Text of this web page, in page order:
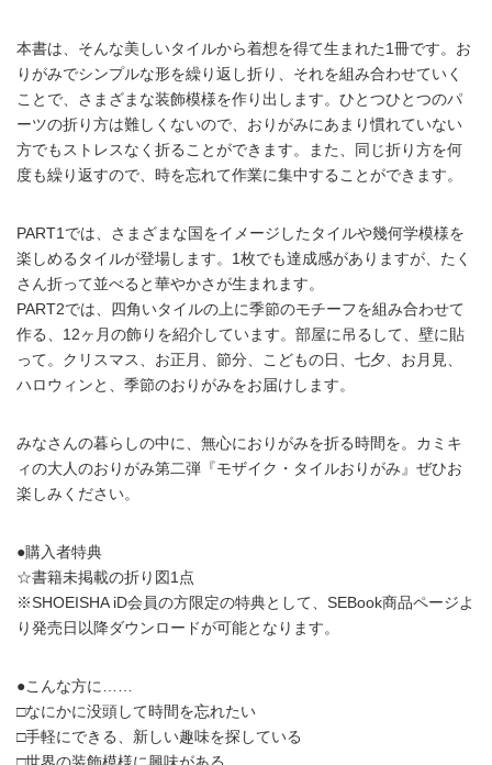
本書は、そんな美しいタイルから着想を得て生まれた1冊です。お
りがみでシンプルな形を繰り返し折り、それを組み合わせていく
ことで、さまざまな装飾模様を作り出します。ひとつひとつのパ
ーツの折り方は難しくないので、おりがみにあまり慣れていない
方でもストレスなく折ることができます。また、同じ折り方を何
度も繰り返すので、時を忘れて作業に集中することができます。
PART1では、さまざまな国をイメージしたタイルや幾何学模様を
楽しめるタイルが登場します。1枚でも達成感がありますが、たく
さん折って並べると華やかさが生まれます。
PART2では、四角いタイルの上に季節のモチーフを組み合わせて
作る、12ヶ月の飾りを紹介しています。部屋に吊るして、壁に貼
って。クリスマス、お正月、節分、こどもの日、七夕、お月見、
ハロウィンと、季節のおりがみをお届けします。
みなさんの暮らしの中に、無心におりがみを折る時間を。カミキ
ィの大人のおりがみ第二弾『モザイク・タイルおりがみ』ぜひお
楽しみください。
●購入者特典
☆書籍未掲載の折り図1点
※SHOEISHA iD会員の方限定の特典として、SEBook商品ページよ
り発売日以降ダウンロードが可能となります。
●こんな方に……
□なにかに没頭して時間を忘れたい
□手軽にできる、新しい趣味を探している
□世界の装飾模様に興味がある